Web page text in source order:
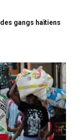
gangs haïtiens